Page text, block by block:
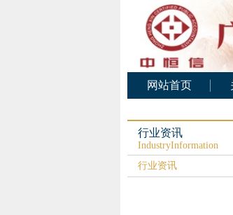
网站首页
行业资讯
IndustryInformation
行业资讯